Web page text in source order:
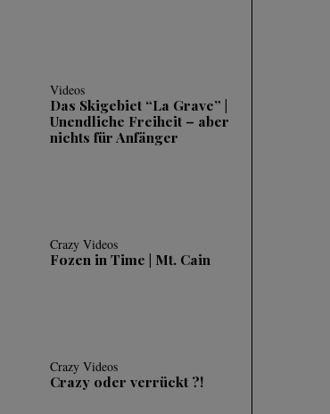
Videos
Das Skigebiet “La Grave” |
Unendliche Freiheit – aber
nichts für Anfänger
Crazy Videos
Fozen in Time | Mt. Cain
Crazy Videos
Crazy oder verrückt ?!